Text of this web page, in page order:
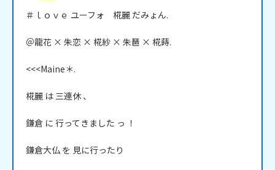
＃ｌｏｖｅ ユーフォ　椛麗 だみょん.
＠龍花 × 朱恋 × 椛紗 × 朱琶 × 椛蒔.
<<<Maine＊.
椛麗 は 三連休 、
鎌倉 に 行ってきました っ ！
鎌倉大仏 を 見に行ったり